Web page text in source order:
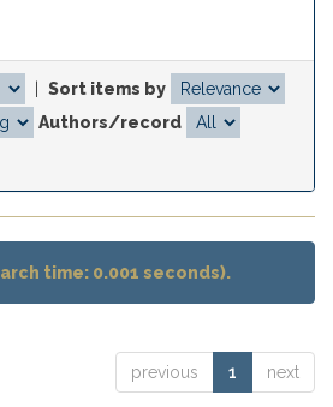
Sort items by
Authors/record
time: 0.001 seconds).
previous 1 next